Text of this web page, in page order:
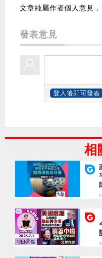
文章純屬作者個人意見
發表意見
相